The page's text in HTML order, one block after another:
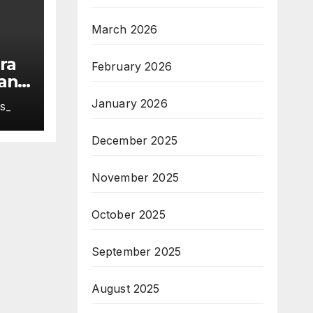
March 2026
February 2026
January 2026
December 2025
November 2025
October 2025
September 2025
August 2025